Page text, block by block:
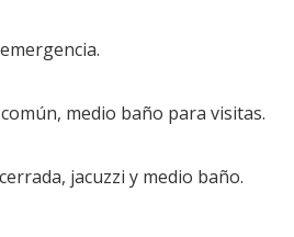
medio baño para visitas.
jacuzzi y medio baño.